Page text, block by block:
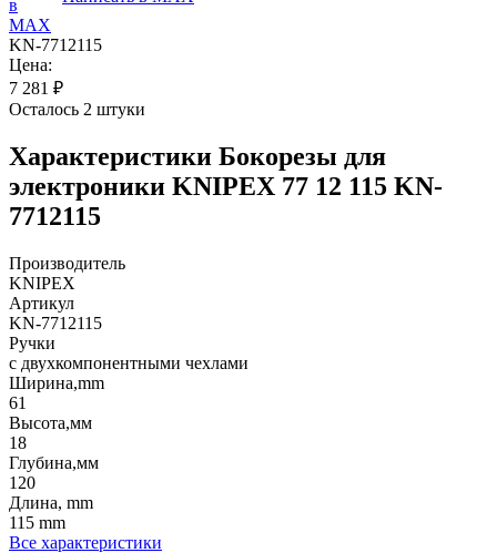
KN-7712115
Цена:
7 281 ₽
Осталось 2 штуки
Характеристики Бокорезы для
электроники KNIPEX 77 12 115 KN-
7712115
Производитель
KNIPEX
Артикул
KN-7712115
Ручки
с двухкомпонентными чехлами
Ширина,mm
61
Высота,мм
18
Глубина,мм
120
Длина, mm
115 mm
Все характеристики